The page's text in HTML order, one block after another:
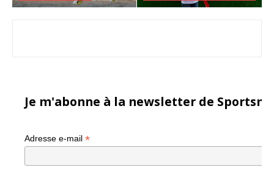
Je m'abonne à la newsletter de
Adresse e-mail *